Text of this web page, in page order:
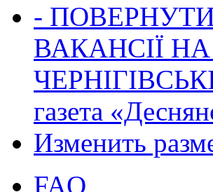
-
ВАКАНСІЇ
газета
Изменить
FAQ